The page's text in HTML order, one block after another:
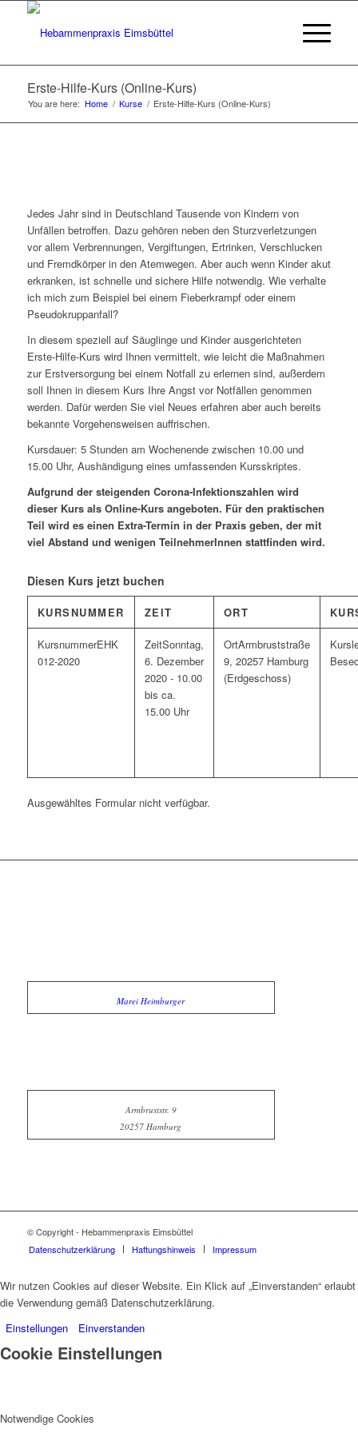
Erste-Hilfe-Kurs (Online-Kurs)
You are here: Home / Kurse / Erste-Hilfe-Kurs (Online-Kurs)
Jedes Jahr sind in Deutschland Tausende von Kindern von
Unfällen betroffen. Dazu gehören neben den Sturzverletzungen
vor allem Verbrennungen, Vergiftungen, Ertrinken, Verschlucken
und Fremdkörper in den Atemwegen. Aber auch wenn Kinder akut
erkranken, ist schnelle und sichere Hilfe notwendig. Wie verhalte
ich mich zum Beispiel bei einem Fieberkrampf oder einem
Pseudokruppanfall?
In diesem speziell auf Säuglinge und Kinder ausgerichteten
Erste-Hilfe-Kurs wird Ihnen vermittelt, wie leicht die Maßnahmen
zur Erstversorgung bei einem Notfall zu erlernen sind, außerdem
soll Ihnen in diesem Kurs Ihre Angst vor Notfällen genommen
werden. Dafür werden Sie viel Neues erfahren aber auch bereits
bekannte Vorgehensweisen auffrischen.
Kursdauer: 5 Stunden am Wochenende zwischen 10.00 und
15.00 Uhr, Aushändigung eines umfassenden Kursskriptes.
Aufgrund der steigenden Corona-Infektionszahlen wird
dieser Kurs als Online-Kurs angeboten. Für den praktischen
Teil wird es einen Extra-Termin in der Praxis geben, der mit
viel Abstand und wenigen TeilnehmerInnen stattfinden wird.
Diesen Kurs jetzt buchen
KURSNUMMER ZEIT ORT
EHK
012-2020
Sonntag,
6. Dezember
2020 - 10.00
bis ca.
15.00 Uhr
Armbruststraße
9, 20257 Hamburg
(Erdgeschoss)
Ausgewähltes Formular nicht verfügbar.
Marei Heimburger
Armbruststr. 9
20257 Hamburg
© Copyright - Hebammenpraxis Eimsbüttel
Datenschutzerklärung
Haftungshinweis Impressum
Wir nutzen Cookies auf dieser Website. Ein Klick auf „Einverstanden“ erlaubt
die Verwendung gemäß Datenschutzerklärung.
Einstellungen
Einverstanden
Cookie Einstellungen
Notwendige Cookies